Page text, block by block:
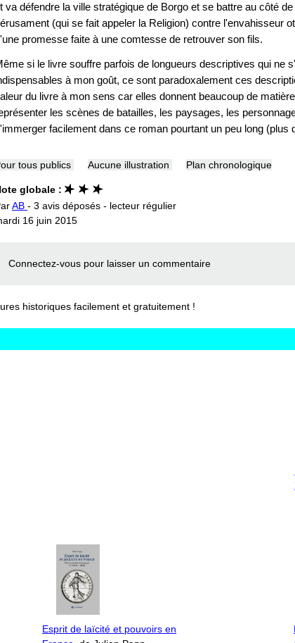
va défendre la ville stratégique de Borgo et se battre au côté
(qui se fait appeler la Religion) contre l'envahisseur
promesse faite à une comtesse de retrouver son fils.
si le livre souffre parfois de longueurs descriptives qui ne
à mon goût, ce sont paradoxalement ces
du livre à mon sens car elles donnent beaucoup de
les scènes de batailles, les paysages, les
facilement dans ce roman pourtant un peu long (plus
tous publics Aucune illustration Plan chronologique
globale :
AB - 3 avis déposés - lecteur régulier
16 juin 2015
Connectez-vous pour laisser un commentaire
historiques facilement et gratuitement !
Esprit de laïcité et pouvoirs en